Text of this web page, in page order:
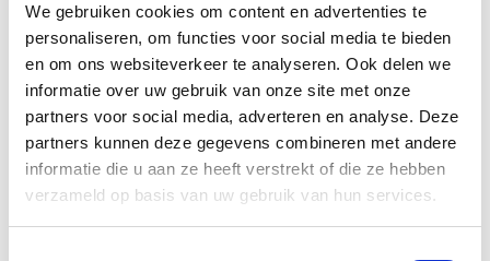
We gebruiken cookies om content en advertenties te
personaliseren, om functies voor social media te bieden
en om ons websiteverkeer te analyseren. Ook delen we
informatie over uw gebruik van onze site met onze
partners voor social media, adverteren en analyse. Deze
partners kunnen deze gegevens combineren met andere
informatie die u aan ze heeft verstrekt of die ze hebben
verzameld op basis van uw gebruik van hun services.
Voorbereid op SEESOFT CE-level 1
gedeelde borstprotector insert
Voorbereid op SEESOFT CE-Level 2
insert rugprotector
Materiaal buitenstof:
3D air mesh
Buffelleer
Gerelateerde
producten